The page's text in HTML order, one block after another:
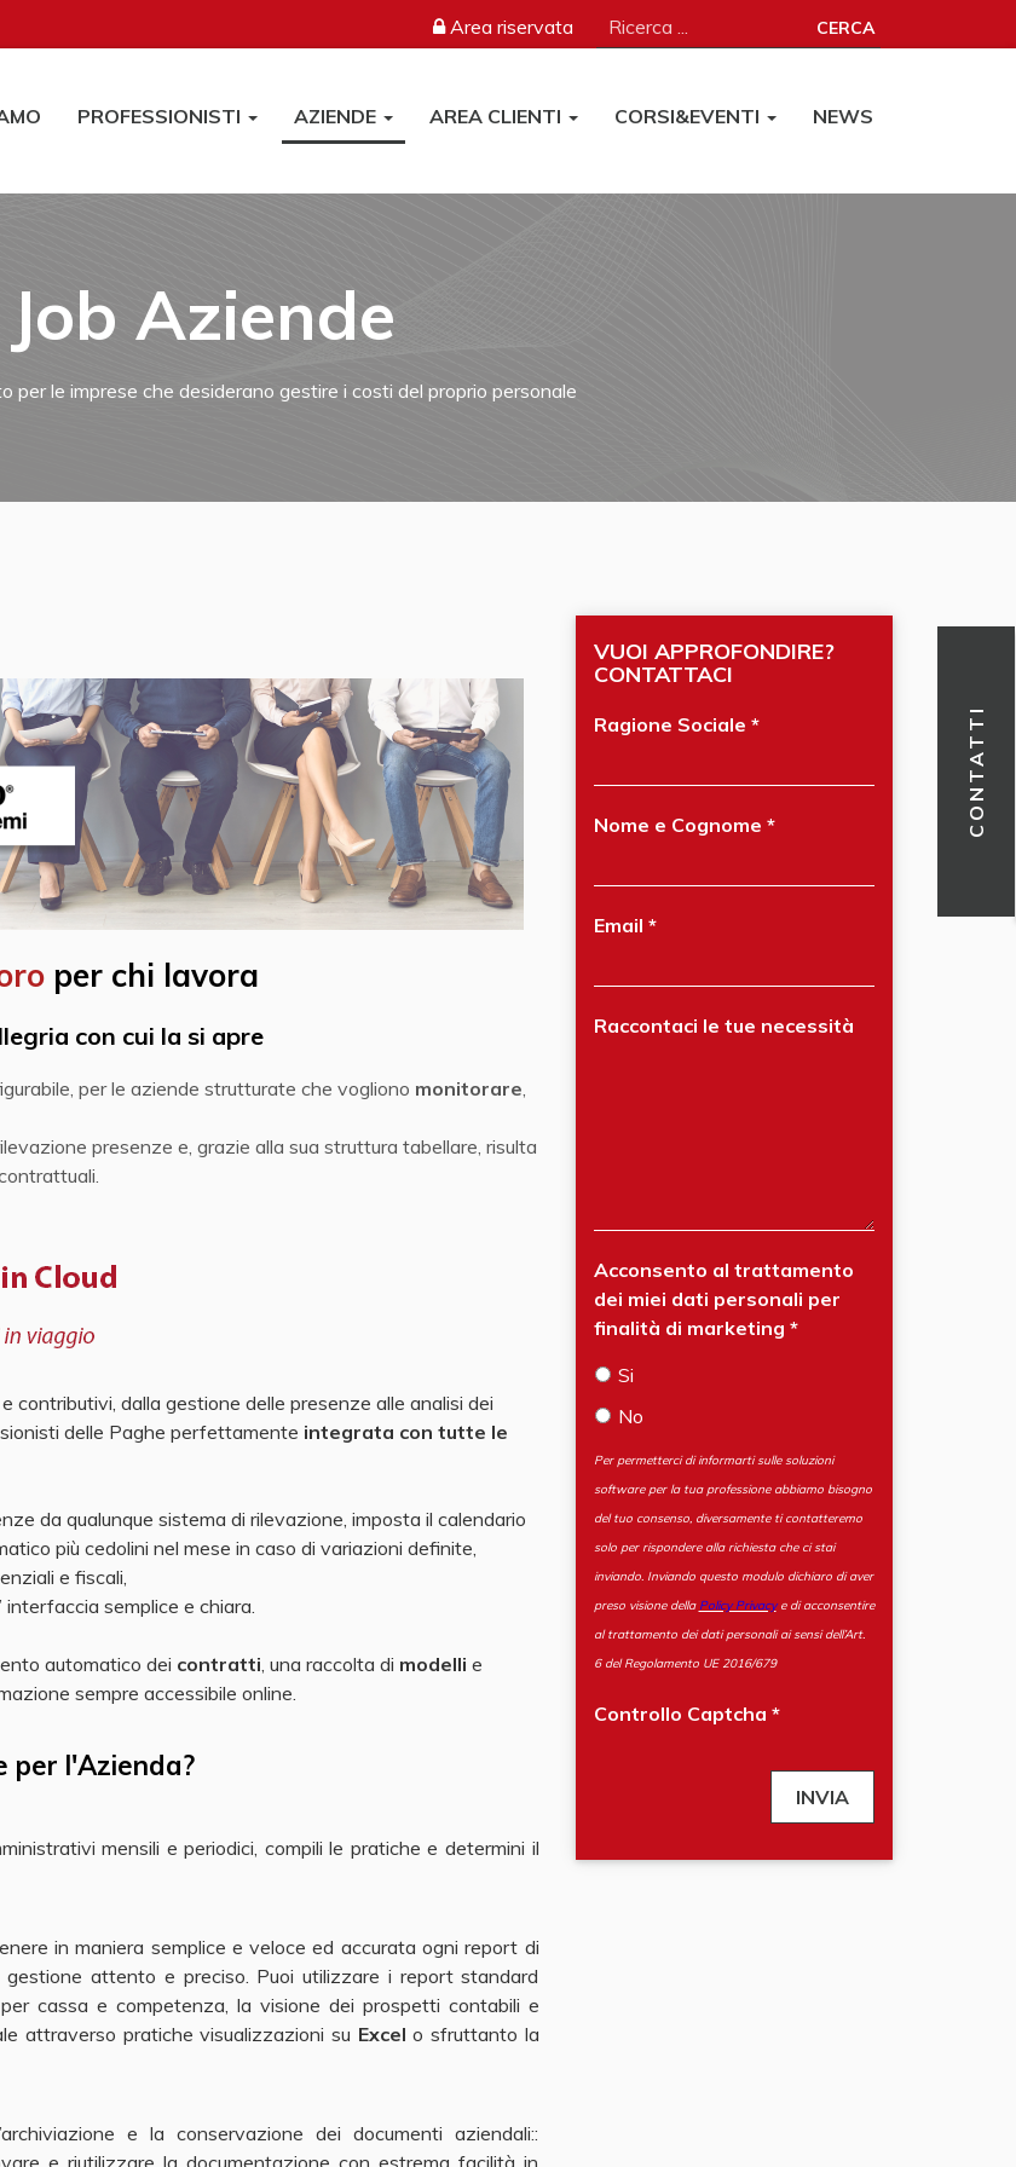
CONTATTI
Area riservata CERCA
PROFESSIONISTI AZIENDE AREA CLIENTI CORSI&EVENTI NEWS
Job Aziende
per le imprese che desiderano gestire i costi del proprio personale
per chi lavora
con cui la si apre
per le aziende strutturate che vogliono monitorare,
presenze e, grazie alla sua struttura tabellare, risulta
contributivi, dalla gestione delle presenze alle analisi dei
delle Paghe perfettamente integrata con tutte le
da qualunque sistema di rilevazione, imposta il calendario
più cedolini nel mese in caso di variazioni definite,
e fiscali,
semplice e chiara.
automatico dei contratti, una raccolta di modelli e
sempre accessibile online.
per l'Azienda?
mensili e periodici, compili le pratiche e determini il
in maniera semplice e veloce ed accurata ogni report di
attento e preciso. Puoi utilizzare i report standard
cassa e competenza, la visione dei prospetti contabili e
attraverso pratiche visualizzazioni su Excelo sfruttanto la
e la conservazione dei documenti aziendali::
e riutilizzare la documentazione con estrema facilità in
VUOI APPROFONDIRE?
CONTATTACI
Ragione Sociale
Nome e Cognome
Email
Raccontaci le tue necessità
Acconsento al trattamento
dei miei dati personali per
finalità di marketing
Si
No
Per permetterci di informarti sulle soluzioni
software per la tua professione abbiamo bisogno
del tuo consenso, diversamente ti contatteremo
solo per rispondere alla richiesta che ci stai
inviando. Inviando questo modulo dichiaro di aver
preso visione della Policy Privacye di acconsentire
al trattamento dei dati personali ai sensi dell’Art.
6 del Regolamento UE 2016/679
Controllo Captcha